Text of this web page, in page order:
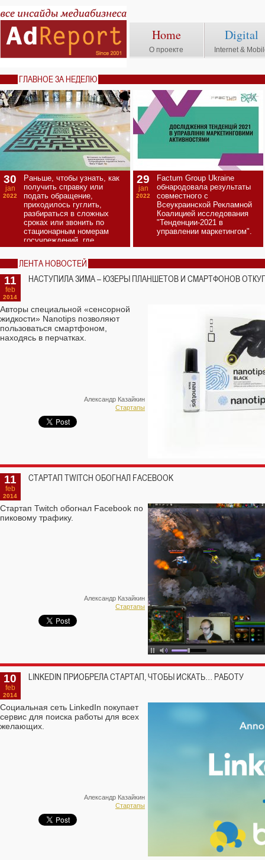
Home
О проекте
Digital
Internet &
ГЛАВНОЕ ЗА НЕДЕЛЮ
30
jan
2022
Раньше, чтобы узнать, как
получить справку или
подать обращение,
приходилось гуглить,
разбираться в сложных
сроках или звонить по
стационарным номерам
госучреждений, где
бесконечный перерыв на
обед.
29
jan
2022
Factum Group Ukraine
обнародовала результаты
совместного с
Всеукраинской Рекламной
Коалицией исследования
"Тенденции-2021 в
управлении маркетингом".
ЛЕНТА НОВОСТЕЙ
11
feb
2014
НАСТУПИЛА ЗИМА – ЮЗЕРЫ ПЛАНШЕТОВ И СМАРТФОНОВ
Авторы специальной «сенсорной
жидкости» Nanotips позволяют
пользоваться смартфоном,
находясь в перчатках.
Александр Казайкин
Стартапы
11
feb
2014
СТАРТАП TWITCH ОБОГНАЛ FACEBOOK
Стартап Twitch обогнал Facebook по
пиковому трафику.
Александр Казайкин
Стартапы
10
feb
2014
LINKEDIN ПРИОБРЕЛА СТАРТАП, ЧТОБЫ ИСКАТЬ… РАБОТУ
Социальная сеть LinkedIn покупает
сервис для поиска работы для всех
желающих.
Александр Казайкин
Стартапы